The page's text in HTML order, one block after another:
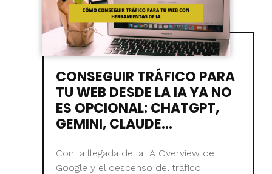
CONSEGUIR TRÁFICO PARA
TU WEB DESDE LA IA YA NO
ES OPCIONAL: CHATGPT,
GEMINI, CLAUDE…
Con la llegada de la IA Overview de
Google y el descenso del tráfico